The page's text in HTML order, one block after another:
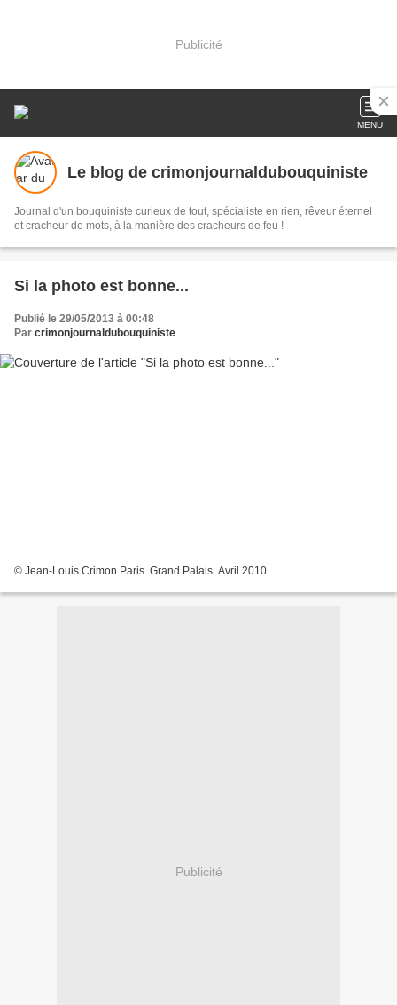
Publicité
MENU
Le blog de crimonjournaldubouquiniste
Journal d'un bouquiniste curieux de tout, spécialiste en rien, rêveur éternel
et cracheur de mots, à la manière des cracheurs de feu !
Si la photo est bonne...
Publié le 29/05/2013 à 00:48
Par crimonjournaldubouquiniste
© Jean-Louis Crimon Paris. Grand Palais. Avril 2010.
Publicité